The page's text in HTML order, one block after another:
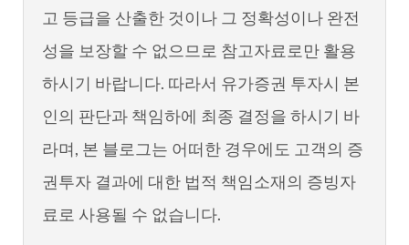
고 등급을 산출한 것이나 그 정확성이나 완전
성을 보장할 수 없으므로 참고자료로만 활용
하시기 바랍니다. 따라서 유가증권 투자시 본
인의 판단과 책임하에 최종 결정을 하시기 바
라며, 본 블로그는 어떠한 경우에도 고객의 증
권투자 결과에 대한 법적 책임소재의 증빙자
료로 사용될 수 없습니다.